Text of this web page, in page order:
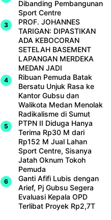
Dibanding Pembangunan
Sport Centre
PROF. JOHANNES
TARIGAN: DIPASTIKAN
ADA KEBOCORAN
SETELAH BASEMENT
LAPANGAN MERDEKA
MEDAN JADI
Ribuan Pemuda Batak
Bersatu Unjuk Rasa ke
Kantor Gubsu dan
Walikota Medan Menolak
Radikalisme di Sumut
PTPN II Diduga Hanya
Terima Rp30 M dari
Rp152 M Jual Lahan
Sport Centre, Sisanya
Jatah Oknum Tokoh
Pemuda
Ganti Afifi Lubis dengan
Arief, Pj Gubsu Segera
Evaluasi Kepala OPD
Terlibat Proyek Rp2,7T